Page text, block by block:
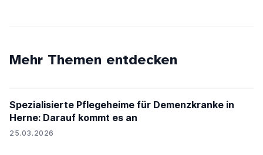
Mehr Themen entdecken
Spezialisierte Pflegeheime für Demenzkranke in
Herne: Darauf kommt es an
25.03.2026